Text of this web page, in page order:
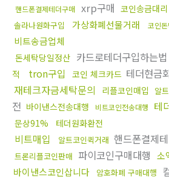
핸드폰결제테더구매 xrp구매 코인송금대리
솔라나원화구입 가상화폐선물거래 코인돈
비트송금업체
돈세탁당일정산 카드로테더구입하는법
적
tron구입 코인 체크카드 테더현금
재테크자금세탁문의 리플코인매입 알
전 바이낸스전송대행 비트코인전송대행 테
문상91%
테더원화환전
비트매입 알트코인퀵거래 핸드폰결제
트론리플코인판매 파이코인구매대행 소
바이낸스코인삽니다
암호화폐 구매대행